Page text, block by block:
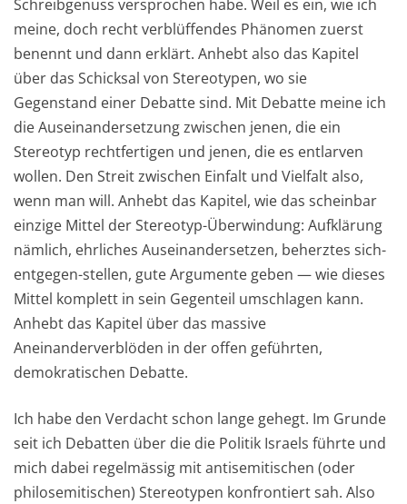
Schreibgenuss versprochen habe. Weil es ein, wie ich
meine, doch recht verblüffendes Phänomen zuerst
benennt und dann erklärt. Anhebt also das Kapitel
über das Schicksal von Stereotypen, wo sie
Gegenstand einer Debatte sind. Mit Debatte meine ich
die Auseinandersetzung zwischen jenen, die ein
Stereotyp rechtfertigen und jenen, die es entlarven
wollen. Den Streit zwischen Einfalt und Vielfalt also,
wenn man will. Anhebt das Kapitel, wie das scheinbar
einzige Mittel der Stereotyp-Überwindung: Aufklärung
nämlich, ehrliches Auseinandersetzen, beherztes sich-
entgegen-stellen, gute Argumente geben — wie dieses
Mittel komplett in sein Gegenteil umschlagen kann.
Anhebt das Kapitel über das massive
Aneinanderverblöden in der offen geführten,
demokratischen Debatte.
Ich habe den Verdacht schon lange gehegt. Im Grunde
seit ich Debatten über die die Politik Israels führte und
mich dabei regelmässig mit antisemitischen (oder
philosemitischen) Stereotypen konfrontiert sah. Also